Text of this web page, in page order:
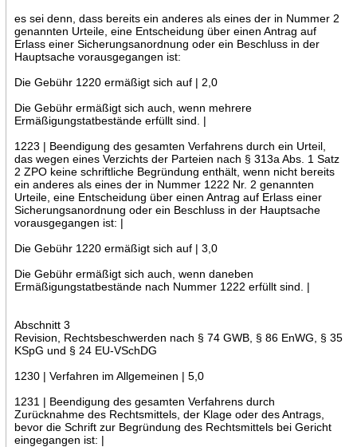
es sei denn, dass bereits ein anderes als eines der in Nummer 2
genannten Urteile, eine Entscheidung über einen Antrag auf
Erlass einer Sicherungsanordnung oder ein Beschluss in der
Hauptsache vorausgegangen ist:
Die Gebühr 1220 ermäßigt sich auf | 2,0
Die Gebühr ermäßigt sich auch, wenn mehrere
Ermäßigungstatbestände erfüllt sind. |
1223 | Beendigung des gesamten Verfahrens durch ein Urteil,
das wegen eines Verzichts der Parteien nach § 313a Abs. 1 Satz
2 ZPO keine schriftliche Begründung enthält, wenn nicht bereits
ein anderes als eines der in Nummer 1222 Nr. 2 genannten
Urteile, eine Entscheidung über einen Antrag auf Erlass einer
Sicherungsanordnung oder ein Beschluss in der Hauptsache
vorausgegangen ist: |
Die Gebühr 1220 ermäßigt sich auf | 3,0
Die Gebühr ermäßigt sich auch, wenn daneben
Ermäßigungstatbestände nach Nummer 1222 erfüllt sind. |
Abschnitt 3
Revision, Rechtsbeschwerden nach § 74 GWB, § 86 EnWG, § 35
KSpG und § 24 EU-VSchDG
1230 | Verfahren im Allgemeinen | 5,0
1231 | Beendigung des gesamten Verfahrens durch
Zurücknahme des Rechtsmittels, der Klage oder des Antrags,
bevor die Schrift zur Begründung des Rechtsmittels bei Gericht
eingegangen ist: |